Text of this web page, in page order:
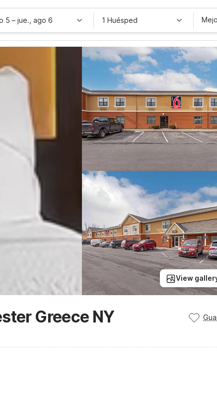
5 – jue., ago 6 1 Huésped
View
Greece NY